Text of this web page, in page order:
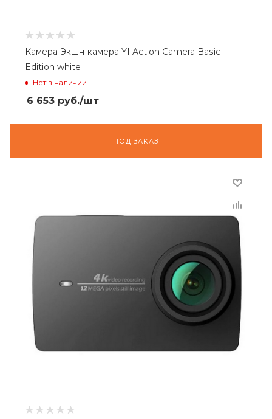
Камера Экшн-камера YI Action Camera Basic
Edition white
Нет в наличии
6 653 руб./шт
ПОД ЗАКАЗ